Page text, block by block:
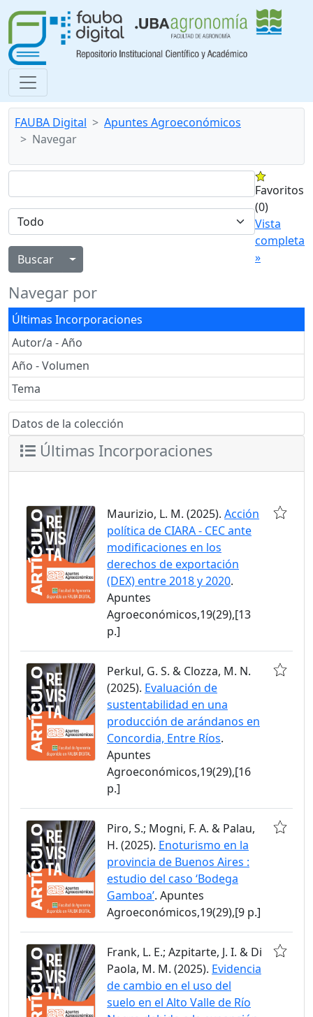
FAUBA Digital
Apuntes Agroeconómicos
Navegar
Alternar menú desplegable
Favoritos
(0)
Vista
completa
»
Navegar por
Últimas Incorporaciones
Autor/a - Año
Año - Volumen
Tema
Datos de la colección
Últimas Incorporaciones
Maurizio, L. M. (2025). Acción
política de CIARA - CEC ante
modificaciones en los
derechos de exportación
(DEX) entre 2018 y 2020.
Apuntes
Agroeconómicos,19(29),[13
p.]
Perkul, G. S. & Clozza, M. N.
(2025). Evaluación de
sustentabilidad en una
producción de arándanos en
Concordia, Entre Ríos.
Apuntes
Agroeconómicos,19(29),[16
p.]
Piro, S.; Mogni, F. A. & Palau,
H. (2025). Enoturismo en la
provincia de Buenos Aires :
estudio del caso ‘Bodega
Gamboa’. Apuntes
Agroeconómicos,19(29),[9 p.]
Frank, L. E.; Azpitarte, J. I. & Di
Paola, M. M. (2025). Evidencia
de cambio en el uso del
suelo en el Alto Valle de Río